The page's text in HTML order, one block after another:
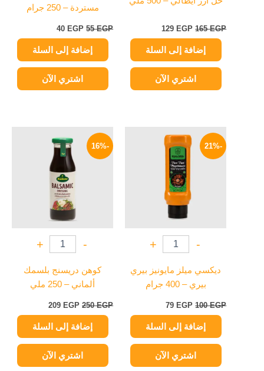
165EGP
129 EGP
إضافة إلى السلة
اشتري الآن
مستردة – 250 جرام
55EGP
40 EGP
إضافة إلى السلة
اشتري الآن
-21%
-
+
ديكسي ميلز مايونيز بيري
بيري – 400 جرام
100EGP
الأصلي
هو:
100 EGP.
79 EGP
الحالي
هو:
إضافة إلى السلة
اشتري الآن
-16%
-
+
كوهن دريسنج بلسمك
ألماني – 250 ملي
250EGP
الأصلي
هو:
250 EGP.
209 EGP
إضافة إلى السلة
اشتري الآن